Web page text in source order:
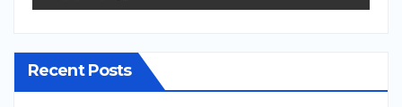
Recent Posts